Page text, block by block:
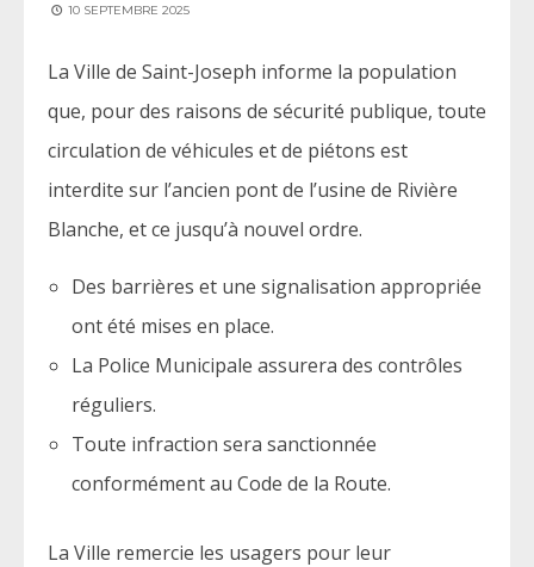
10 SEPTEMBRE 2025
La Ville de Saint-Joseph informe la population
que, pour des raisons de sécurité publique, toute
circulation de véhicules et de piétons est
interdite sur l’ancien pont de l’usine de Rivière
Blanche, et ce jusqu’à nouvel ordre.
Des barrières et une signalisation appropriée
ont été mises en place.
La Police Municipale assurera des contrôles
réguliers.
Toute infraction sera sanctionnée
conformément au Code de la Route.
La Ville remercie les usagers pour leur